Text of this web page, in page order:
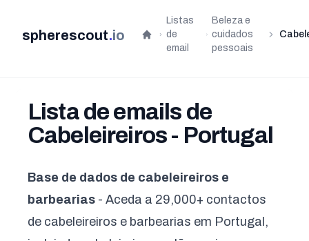
spherescout.io Início
Listas
de
email
Beleza e
cuidados
pessoais
Lista de emails de
Cabeleireiros - Portugal
Base de dados de cabeleireiros e
barbearias - Aceda a 29,000+ contactos
de cabeleireiros e barbearias em Portugal,